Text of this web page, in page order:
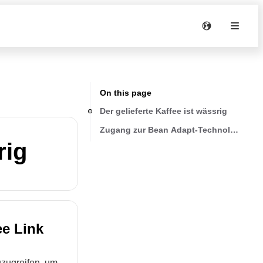
Link
On this page
Der gelieferte Kaffee ist wässrig
Zugang zur Bean Adapt-Technologie in